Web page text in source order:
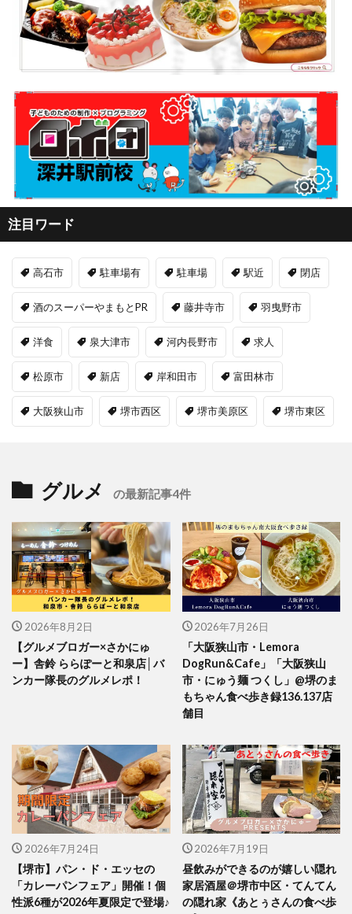
注目ワード
高石市 駐車場有 駐車場 駅近 閉店
酒のスーパーやまもとPR 藤井寺市 羽曳野市
洋食 泉大津市 河内長野市 求人
松原市 新店 岸和田市 富田林市
大阪狭山市 堺市西区 堺市美原区 堺市東区
グルメ の最新記事4件
2026年8月2日
【グルメブロガー×さかにゅ
ー】舎鈴 ららぽーと和泉店│バ
ンカー隊長のグルメレポ！
2026年7月26日
「大阪狭山市・Lemora
DogRun&Cafe」「大阪狭山
市・にゅう麺 つくし」@堺のま
もちゃん食べ歩き録136.137店
舗目
2026年7月24日
【堺市】パン・ド・エッセの
「カレーパンフェア」開催！個
性派6種が2026年夏限定で登場♪
2026年7月19日
昼飲みができるのが嬉しい隠れ
家居酒屋＠堺市中区・てんてん
の隠れ家《あとぅさんの食べ歩